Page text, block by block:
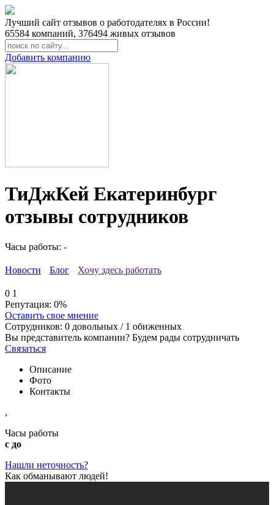
Лучший сайт отзывов о работодателях в России!
65584 компаний, 376494 живых отзывов
Добавить компанию
ТиДжКей Екатеринбург
отзывы сотрудников
Часы работы: -
Новости Блог Хочу здесь работать
0 1
Репутация: 0%
Оставить свое мнение
Сотрудников: 0 довольных / 1 обиженных
Вы представитель компании? Будем рады сотрудничать
Связаться
Описание
Фото
Контакты
,
Часы работы
с до
Нашли неточность?
Как обманывают людей!